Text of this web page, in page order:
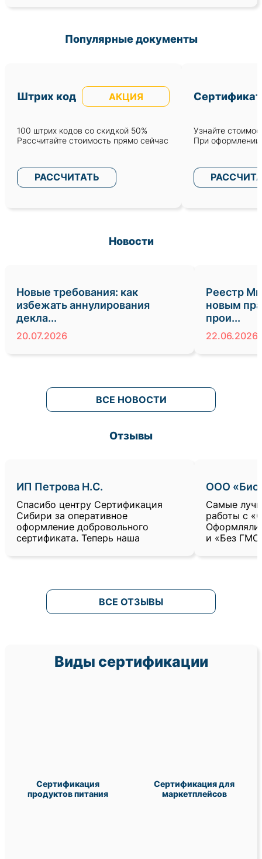
Популярные документы
Узнайте
При оформлении
Штрих код АКЦИЯ
100 штрих кодов со скидкой 50%
Рассчитайте стоимость прямо сейчас
РАССЧИТАТЬ
Новости
Новые требования: как
избежать аннулирования
декла...
20.07.2026
Реестр
новым
прои...
22.06.2026
ВСЕ НОВОСТИ
Отзывы
ИП Петрова Н.С.
Спасибо центру Сертификация
Сибири за оперативное
оформление добровольного
сертификата. Теперь наша
ООО
Самые
работы с
Оформляли
и «Без
ВСЕ ОТЗЫВЫ
Виды сертификации
Сертификация
продуктов питания
Сертификация для
маркетплейсов